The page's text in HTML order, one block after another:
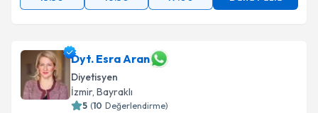
Dyt. Esra Aran
Diyetisyen
İzmir, Bayraklı
5 (10 Değerlendirme)